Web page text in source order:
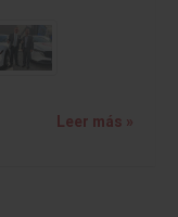
Leer más »